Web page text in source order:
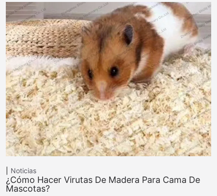
Noticias
¿Cómo Hacer Virutas De Madera Para Cama De
Mascotas?